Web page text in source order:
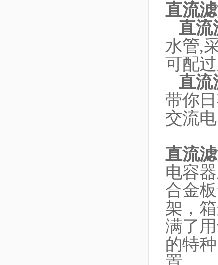
直流
直流
水管,
可配
直流
带你
交流
直流
电容
合金
架，
满了
的特